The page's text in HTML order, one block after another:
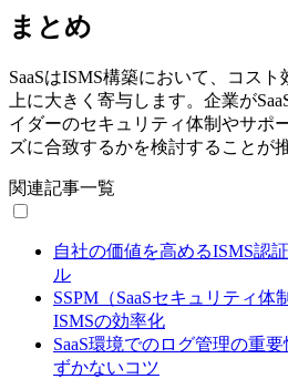
まとめ
SaaSはISMS構築において、コス
上に大きく寄与します。企業が
イダーのセキュリティ体制やサポ
ズに合致するかを検討することが
関連記事一覧
自社の価値を高めるISMS認
ル
SSPM（SaaSセキュリティ体
ISMSの効率化
SaaS環境でのログ管理の重
ずかないコツ